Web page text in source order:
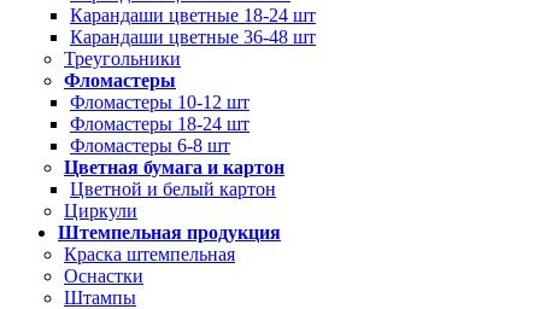
Карандаши цветные 18-24 шт
Карандаши цветные 36-48 шт
Треугольники
Фломастеры
Фломастеры 10-12 шт
Фломастеры 18-24 шт
Фломастеры 6-8 шт
Цветная бумага и картон
Цветной и белый картон
Циркули
Штемпельная продукция
Краска штемпельная
Оснастки
Штампы